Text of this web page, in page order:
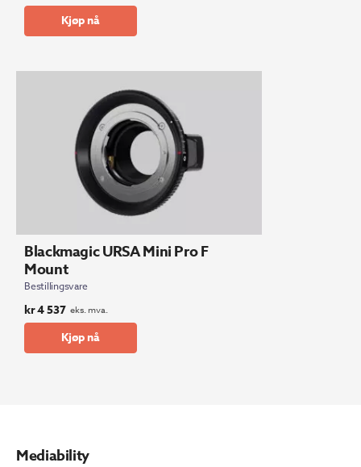
Kjøp nå
Blackmagic URSA Mini Pro F
Mount
Bestillingsvare
kr4 537 eks. mva.
Kjøp nå
Mediability